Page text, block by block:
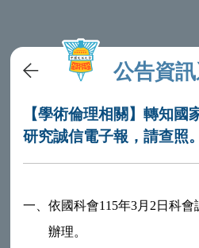
公告資
【學術倫理相關】轉知
研究誠信電子報，請查照。
一、依國科會115年3月2日科會
辦理。